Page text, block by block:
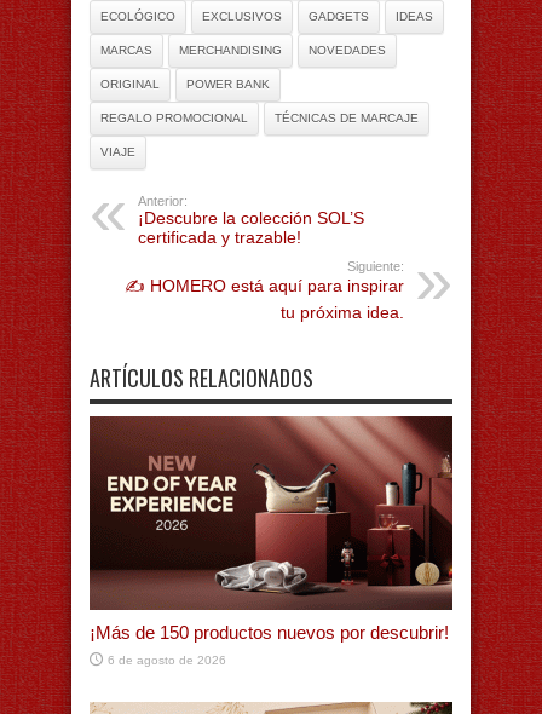
ECOLÓGICO EXCLUSIVOS GADGETS IDEAS
MARCAS MERCHANDISING NOVEDADES
ORIGINAL POWER BANK
REGALO PROMOCIONAL TÉCNICAS DE MARCAJE
VIAJE
Anterior:
¡Descubre la colección SOL’S
certificada y trazable!
Siguiente:
✍️ HOMERO está aquí para inspirar
tu próxima idea.
ARTÍCULOS RELACIONADOS
¡Más de 150 productos nuevos por descubrir!
6 de agosto de 2026